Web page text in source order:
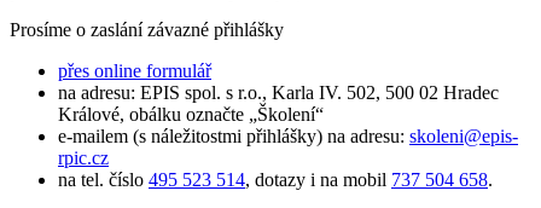
Prosíme o zaslání závazné přihlášky
přes online formulář
na adresu: EPIS spol. s r.o., Karla IV. 502, 500 02 Hradec
Králové, obálku označte „Školení“
e-mailem (s náležitostmi přihlášky) na adresu: skoleni@epis-
rpic.cz
na tel. číslo 495 523 514, dotazy i na mobil 737 504 658.